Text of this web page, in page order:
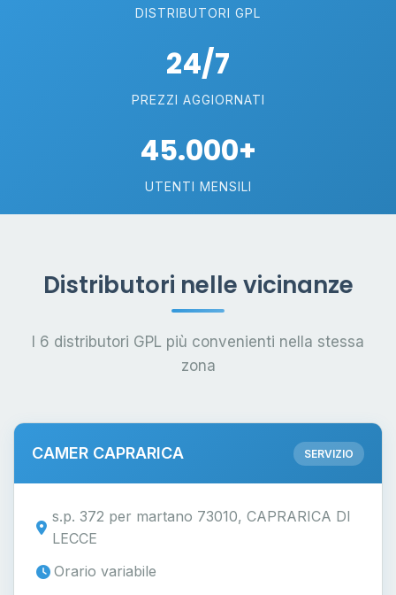
DISTRIBUTORI GPL
24/7
PREZZI AGGIORNATI
45.000+
UTENTI MENSILI
Distributori nelle vicinanze
I 6 distributori GPL più convenienti nella stessa
zona
CAMER CAPRARICA SERVIZIO
s.p. 372 per martano 73010, CAPRARICA DI
LECCE
Orario variabile